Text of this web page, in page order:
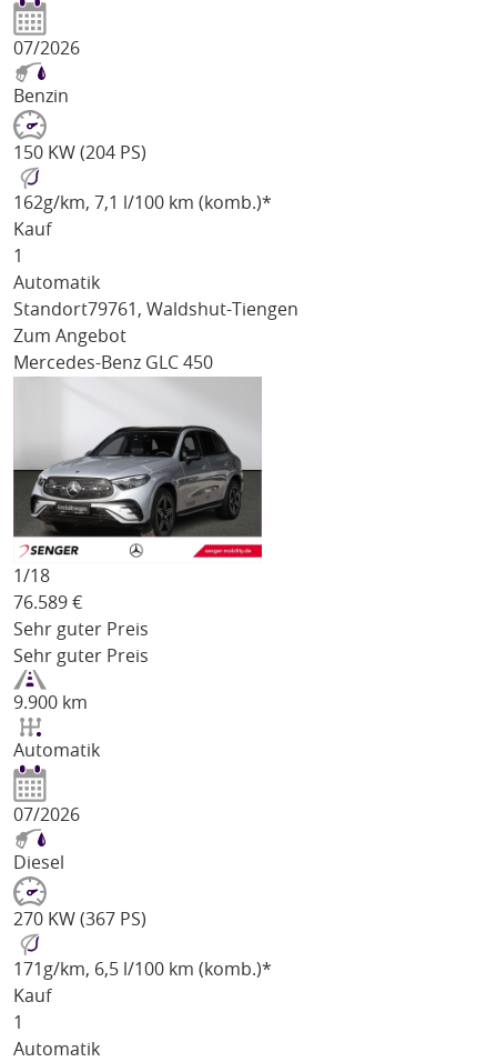
07/2026
Benzin
150 KW (204 PS)
162g/km, 7,1 l/100 km (komb.)*
Kauf
1
Automatik
Standort79761, Waldshut-Tiengen
Zum Angebot
Mercedes-Benz GLC 450
1/18
76.589 €
Sehr guter Preis
Sehr guter Preis
9.900 km
Automatik
07/2026
Diesel
270 KW (367 PS)
171 g/km, 6,5 l/100 km (komb.)*
Kauf
1
Automatik